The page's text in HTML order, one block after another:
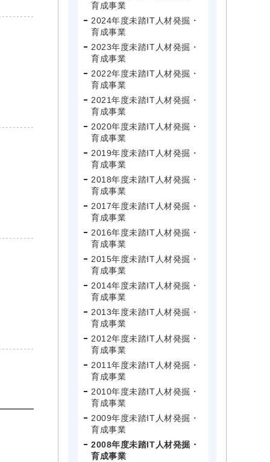
育成事業
2024年度未踏IT人材発掘・
育成事業
2023年度未踏IT人材発掘・
育成事業
2022年度未踏IT人材発掘・
育成事業
2021年度未踏IT人材発掘・
育成事業
2020年度未踏IT人材発掘・
育成事業
2019年度未踏IT人材発掘・
育成事業
2018年度未踏IT人材発掘・
育成事業
2017年度未踏IT人材発掘・
育成事業
2016年度未踏IT人材発掘・
育成事業
2015年度未踏IT人材発掘・
育成事業
2014年度未踏IT人材発掘・
育成事業
2013年度未踏IT人材発掘・
育成事業
2012年度未踏IT人材発掘・
育成事業
2011年度未踏IT人材発掘・
育成事業
2010年度未踏IT人材発掘・
育成事業
2009年度未踏IT人材発掘・
育成事業
2008年度未踏IT人材発掘・
育成事業